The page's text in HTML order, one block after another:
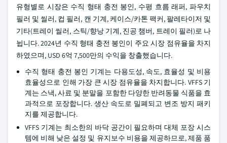
유형별로 시장은 수직 형태 충전 봉인, 수평 흐름 래퍼, 파우치
필러 및 씰러, 컵 필러, 캔 기계, 케이스/카톤 팩커, 팔레타이저 및
기타(트레이 씰러, 스틱/향낭 기계, 진공 챔버, 트레이 필러)로 나
뉩니다. 2024년 수직 형태 충전 봉인이 주요 시장 점유율을 차지
하였으며, USD 6억 7,500만의 수익을 창출했습니다.
수직 형태 충전 봉인 기계는 다용도성, 속도, 효율성 및 비용
효율성으로 인해 가장 큰 시장 점유율을 차지합니다. VFFS 기
계는 스낵, 사료 및 분말을 포함한 다양한 반려동물 식품을 효
과적으로 포장합니다. 생산 속도로 밀폐되고 변조 방지 패키
지를 제공합니다.
VFFS 기계는 최소한의 바닥 공간이 필요하며 대체 포장 시스
템에 비해 낮은 설정 및 유지보수 비용을 제공하므로, 제품 품